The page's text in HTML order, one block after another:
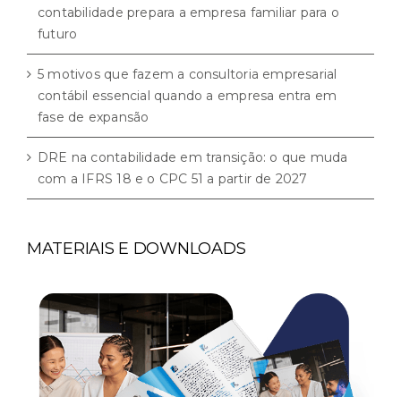
contabilidade prepara a empresa familiar para o
futuro
5 motivos que fazem a consultoria empresarial
contábil essencial quando a empresa entra em
fase de expansão
DRE na contabilidade em transição: o que muda
com a IFRS 18 e o CPC 51 a partir de 2027
MATERIAIS E DOWNLOADS